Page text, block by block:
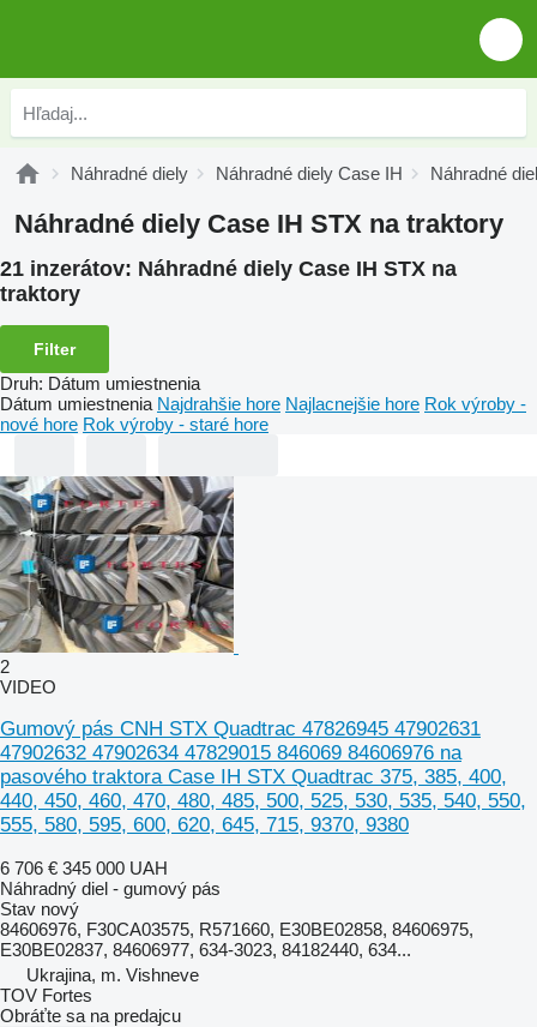
Náhradné diely Náhradné diely Case IH Náhradné
Náhradné diely Case IH STX na traktory
21 inzerátov: Náhradné diely Case IH STX na
traktory
Filter
Druh: Dátum umiestnenia
Dátum umiestnenia Najdrahšie hore Najlacnejšie hore Rok výroby -
nové hore Rok výroby - staré hore
2
VIDEO
Gumový pás CNH STX Quadtrac 47826945 47902631
47902632 47902634 47829015 846069 84606976 na
pasového traktora Case IH STX Quadtrac 375, 385, 400,
440, 450, 460, 470, 480, 485, 500, 525, 530, 535, 540, 550,
555, 580, 595, 600, 620, 645, 715, 9370, 9380
6 706 € 345 000 UAH
Náhradný diel - gumový pás
Stav nový
84606976, F30CA03575, R571660, E30BE02858, 84606975,
E30BE02837, 84606977, 634-3023, 84182440, 634...
Ukrajina, m. Vishneve
TOV Fortes
Obráťte sa na predajcu